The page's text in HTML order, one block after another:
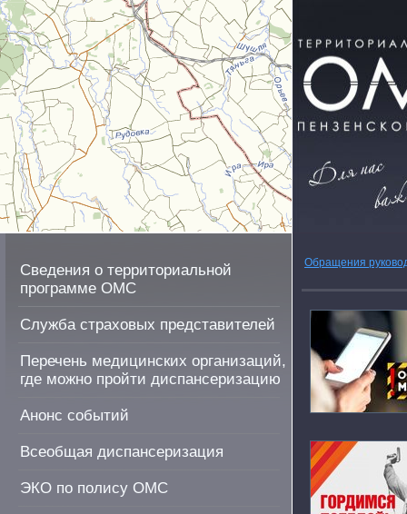
Сведения о территориальной
программе ОМС
Служба страховых представителей
Перечень медицинских организаций,
где можно пройти диспансеризацию
Анонс событий
Всеобщая диспансеризация
ЭКО по полису ОМС
Обращения